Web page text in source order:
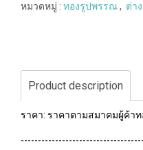
หมวดหมู่ : ทองรูปพรรณ, ต่า
Product description
ราคา: ราคาตามสมาคมผู้ค้า